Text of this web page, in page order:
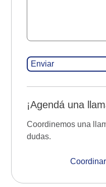
¡Agendá una
Coordinemos una
dudas.